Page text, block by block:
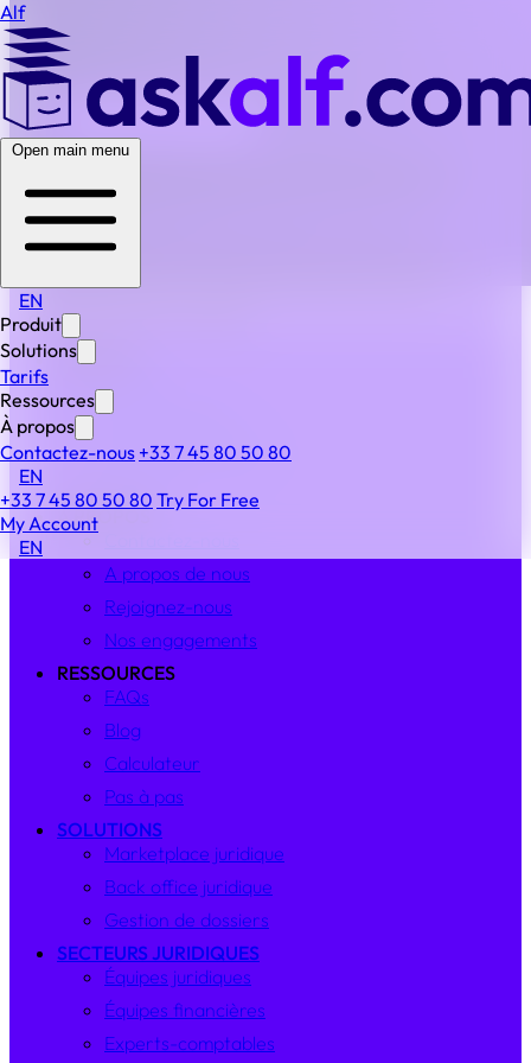
Alf
Open main menu
EN
Produit
Solutions
Tarifs
Ressources
À propos
Contactez-nous +33 7 45 80 50 80
EN
+33 7 45 80 50 80 Try For Free
My Account
EN
BACK TO ALL FAQS
codage ?
La plupart des flux de travail et des modèles sont
aux administrateurs d’adapter les processus sans
dépendance informatique.
PRODUIT
Produit
Fonctionnalités
IA & automatisation
À PROPOS
A propos de nous
Rejoignez-nous
Nos engagements
RESSOURCES
FAQs
Blog
Calculateur
Pas à pas
SOLUTIONS
Marketplace juridique
Back office juridique
Gestion de dossiers
SECTEURS JURIDIQUES
Équipes juridiques
Équipes financières
Experts-comptables